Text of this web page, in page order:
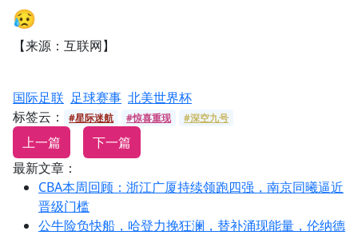
😥
【来源：互联网】
国际足联 足球赛事 北美世界杯
标签云：
#星际迷航 #惊喜重现 #深空九号
上一篇
下一篇
最新文章：
CBA本周回顾：浙江广厦持续领跑四强，南京同曦逼近
晋级门槛
公牛险负快船，哈登力挽狂澜，替补涌现能量，伦纳德